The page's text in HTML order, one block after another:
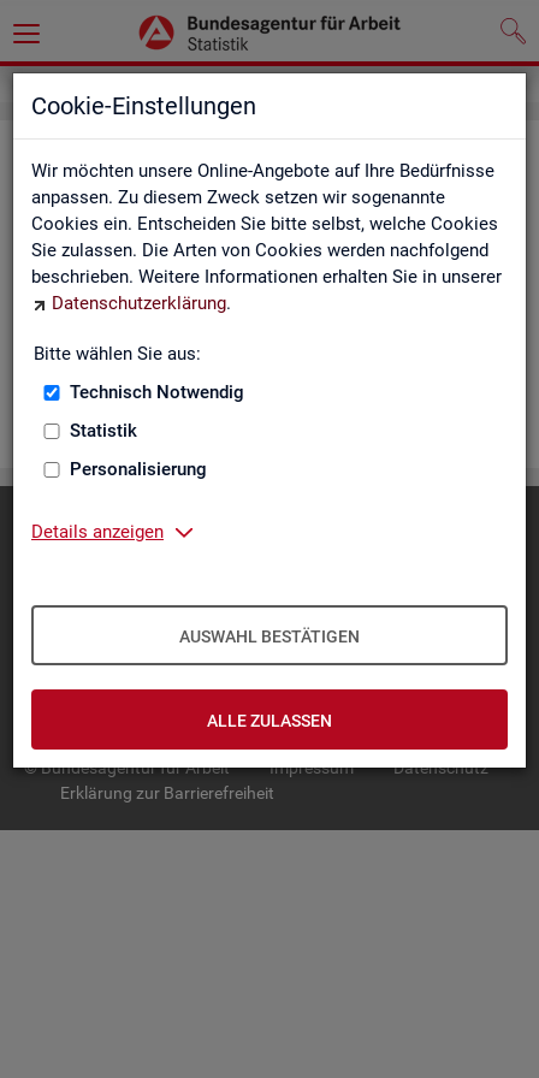
Cookie-Einstellungen
Wir möchten unsere Online-Angebote auf Ihre Bedürfnisse
anpassen. Zu diesem Zweck setzen wir sogenannte
Cookies ein. Entscheiden Sie bitte selbst, welche Cookies
Sie zulassen. Die Arten von Cookies werden nachfolgend
beschrieben. Weitere Informationen erhalten Sie in unserer
Datenschutzerklärung.
Bitte wählen Sie aus:
Technisch Notwendig
Statistik
Personalisierung
Details anzeigen
AUSWAHL BESTÄTIGEN
ALLE ZULASSEN
Rea­li­sier­te Kurz­ar­beit (hoch­ge­rech­
net) - Deutsch­land, Län­der, Re­gio­
nal­di­rek­tio­nen, Agen­tu­ren für Ar­beit
und Krei­se (Mo­nats­zah­len)
nen über Be­stand, Be­trie­be / Be­triebs­grö­ße, Kurz­ar­bei­ter­geld,
Kurz­ar­bei­ter­quo­te und wei­te­re Merk­ma­le.
IN­TER­AK­TI­VE STA­TIS­TI­KEN
GRUND­LA­GEN
© Bundesagentur für Arbeit Impressum
Datenschutz
Erklärung zur Barrierefreiheit